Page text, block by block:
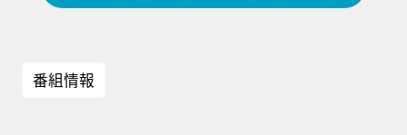
番組情報